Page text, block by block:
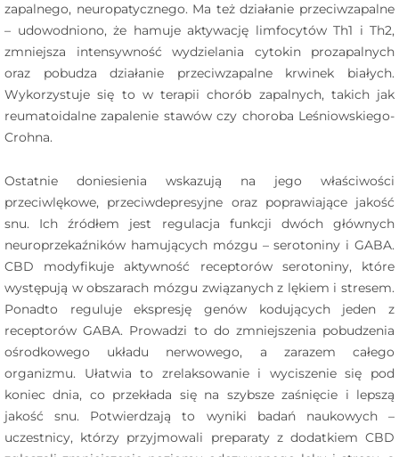
zapalnego, neuropatycznego. Ma też działanie przeciwzapalne
– udowodniono, że hamuje aktywację limfocytów Th1 i Th2,
zmniejsza intensywność wydzielania cytokin prozapalnych
oraz pobudza działanie przeciwzapalne krwinek białych.
Wykorzystuje się to w terapii chorób zapalnych, takich jak
reumatoidalne zapalenie stawów czy choroba Leśniowskiego-
Crohna.
Ostatnie doniesienia wskazują na jego właściwości
przeciwlękowe, przeciwdepresyjne oraz poprawiające jakość
snu. Ich źródłem jest regulacja funkcji dwóch głównych
neuroprzekaźników hamujących mózgu – serotoniny i GABA.
CBD modyfikuje aktywność receptorów serotoniny, które
występują w obszarach mózgu związanych z lękiem i stresem.
Ponadto reguluje ekspresję genów kodujących jeden z
receptorów GABA. Prowadzi to do zmniejszenia pobudzenia
ośrodkowego układu nerwowego, a zarazem całego
organizmu. Ułatwia to zrelaksowanie i wyciszenie się pod
koniec dnia, co przekłada się na szybsze zaśnięcie i lepszą
jakość snu. Potwierdzają to wyniki badań naukowych –
uczestnicy, którzy przyjmowali preparaty z dodatkiem CBD